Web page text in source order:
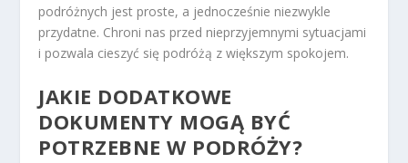
podróżnych jest proste, a jednocześnie niezwykle
przydatne. Chroni nas przed nieprzyjemnymi sytuacjami
i pozwala cieszyć się podróżą z większym spokojem.
JAKIE DODATKOWE
DOKUMENTY MOGĄ BYĆ
POTRZEBNE W PODRÓŻY?